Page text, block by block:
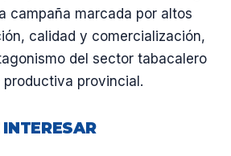
campaña marcada por altos
calidad y comercialización,
del sector tabacalero
provincial.